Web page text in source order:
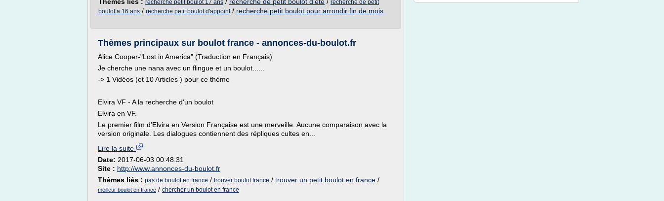
recherche petit boulot 17 ans
recherche de petit
boulot a 16 ans / recherche petit boulot d'appoint/ recherche petit boulot pour arrondir fin de mois
Thèmes principaux sur boulot france - annonces-du-boulot.fr
Alice Cooper-"Lost in America" (Traduction en Français)
Je cherche une nana avec un flingue et un boulot......
-> 1 Vidéos (et 10 Articles ) pour ce thème
Elvira VF - A la recherche d'un boulot
Elvira en VF.
Le premier film d'Elvira en Version Française est une merveille. Aucune comparaison avec la
version originale. Les dialogues contiennent des répliques cultes en...
Lire la suite
Date: 2017-06-03 00:48:31
Site : http://www.annonces-du-boulot.fr
Thèmes liés : pas de boulot en france / trouver boulot france / trouver un petit boulot en france /
meilleur boulot en france / chercher un boulot en france